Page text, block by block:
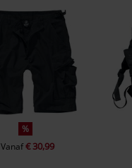
%
Vanaf€ 30,99